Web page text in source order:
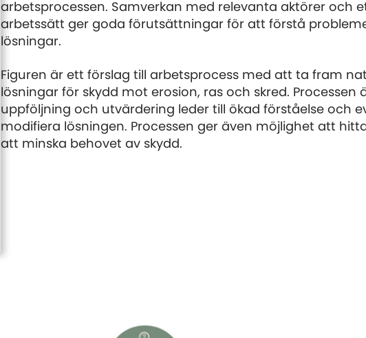
arbetsprocessen. Samverkan med relevanta aktörer och
arbetssätt ger goda förutsättningar för att förstå
lösningar.
Figuren är ett förslag till arbetsprocess med att ta fram
lösningar för skydd mot erosion, ras och skred. Processen
uppföljning och utvärdering leder till ökad förståelse och
modifiera lösningen. Processen ger även möjlighet att
att minska behovet av skydd.